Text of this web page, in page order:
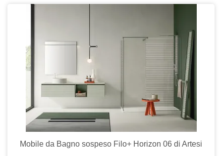
Mobile da Bagno sospeso Filo+ Horizon 06 di Artesi